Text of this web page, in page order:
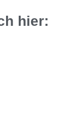
hier: